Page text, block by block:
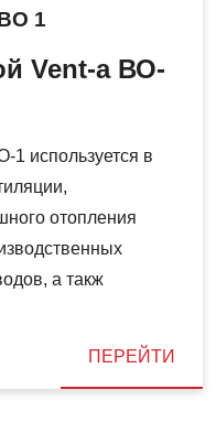
1
Vent-a ВО-
1 используется в
отопления
а такж
ПЕРЕЙТИ